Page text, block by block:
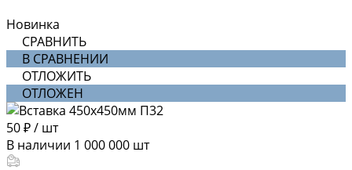
Новинка
СРАВНИТЬ
В СРАВНЕНИИ
ОТЛОЖИТЬ
ОТЛОЖЕН
50 ₽/ шт
В наличии 1 000 000 шт